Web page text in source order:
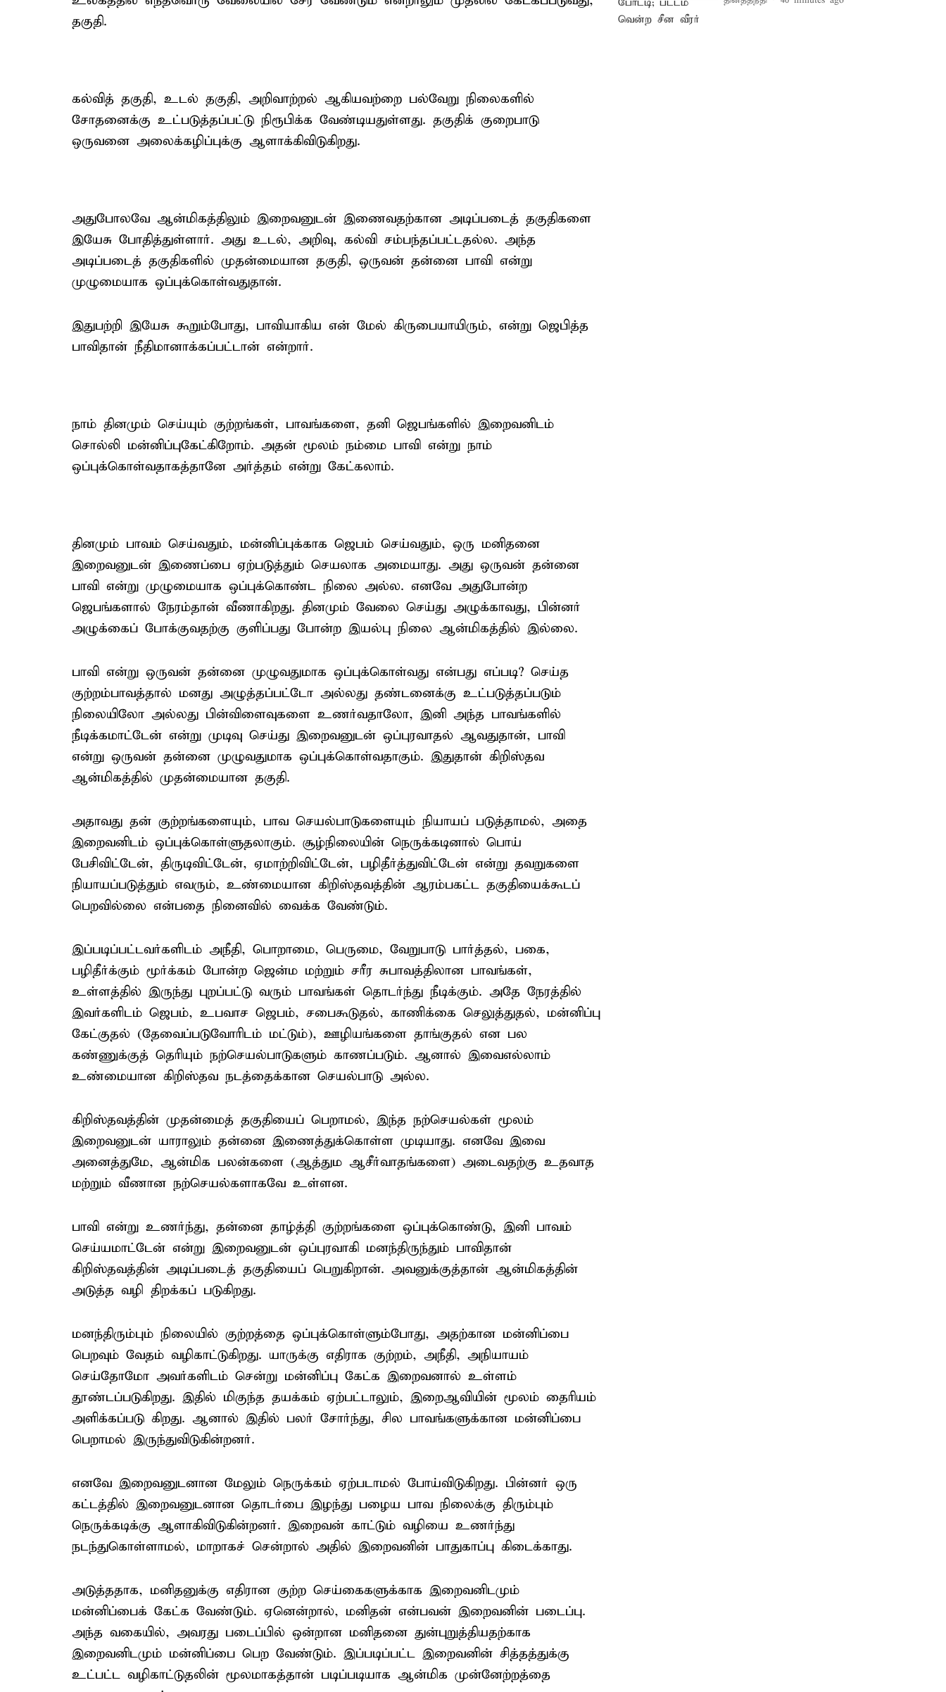
தகுதி.
கல்வித் தகுதி, உடல் தகுதி, அறிவாற்றல் ஆகியவற்றை பல்வேறு நிலைகளில்
சோதனைக்கு உட்படுத்தப்பட்டு நிரூபிக்க வேண்டியதுள்ளது. தகுதிக் குறைபாடு
ஒருவனை அலைக்கழிப்புக்கு ஆளாக்கிவிடுகிறது.
அதுபோலவே ஆன்மிகத்திலும் இறைவனுடன் இணைவதற்கான அடிப்படைத் தகுதிகளை
இயேசு போதித்துள்ளார். அது உடல், அறிவு, கல்வி சம்பந்தப்பட்டதல்ல. அந்த
அடிப்படைத் தகுதிகளில் முதன்மையான தகுதி, ஒருவன் தன்னை பாவி என்று
முழுமையாக ஒப்புக்கொள்வதுதான்.
இதுபற்றி இயேசு கூறும்போது, பாவியாகிய என் மேல் கிருபையாயிரும், என்று ஜெபித்த
பாவிதான் நீதிமானாக்கப்பட்டான் என்றார்.
நாம் தினமும் செய்யும் குற்றங்கள், பாவங்களை, தனி ஜெபங்களில் இறைவனிடம்
சொல்லி மன்னிப்புகேட்கிறோம். அதன் மூலம் நம்மை பாவி என்று நாம்
ஒப்புக்கொள்வதாகத்தானே அர்த்தம் என்று கேட்கலாம்.
தினமும் பாவம் செய்வதும், மன்னிப்புக்காக ஜெபம் செய்வதும், ஒரு மனிதனை
இறைவனுடன் இணைப்பை ஏற்படுத்தும் செயலாக அமையாது. அது ஒருவன் தன்னை
பாவி என்று முழுமையாக ஒப்புக்கொண்ட நிலை அல்ல. எனவே அதுபோன்ற
ஜெபங்களால் நேரம்தான் வீணாகிறது. தினமும் வேலை செய்து அழுக்காவது, பின்னர்
அழுக்கைப் போக்குவதற்கு குளிப்பது போன்ற இயல்பு நிலை ஆன்மிகத்தில் இல்லை.
பாவி என்று ஒருவன் தன்னை முழுவதுமாக ஒப்புக்கொள்வது என்பது எப்படி? செய்த
குற்றம்பாவத்தால் மனது அழுத்தப்பட்டோ அல்லது தண்டனைக்கு உட்படுத்தப்படும்
நிலையிலோ அல்லது பின்விளைவுகளை உணர்வதாலோ, இனி அந்த பாவங்களில்
நீடிக்கமாட்டேன் என்று முடிவு செய்து இறைவனுடன் ஒப்புரவாதல் ஆவதுதான், பாவி
என்று ஒருவன் தன்னை முழுவதுமாக ஒப்புக்கொள்வதாகும். இதுதான் கிறிஸ்தவ
ஆன்மிகத்தில் முதன்மையான தகுதி.
அதாவது தன் குற்றங்களையும், பாவ செயல்பாடுகளையும் நியாயப் படுத்தாமல், அதை
இறைவனிடம் ஒப்புக்கொள்ளுதலாகும். சூழ்நிலையின் நெருக்கடினால் பொய்
பேசிவிட்டேன், திருடிவிட்டேன், ஏமாற்றிவிட்டேன், பழிதீர்த்துவிட்டேன் என்று தவறுகளை
நியாயப்படுத்தும் எவரும், உண்மையான கிறிஸ்தவத்தின் ஆரம்பகட்ட தகுதியைக்கூடப்
பெறவில்லை என்பதை நினைவில் வைக்க வேண்டும்.
இப்படிப்பட்டவர்களிடம் அநீதி, பொறாமை, பெருமை, வேறுபாடு பார்த்தல், பகை,
பழிதீர்க்கும் மூர்க்கம் போன்ற ஜென்ம மற்றும் சரீர சுபாவத்திலான பாவங்கள்,
உள்ளத்தில் இருந்து புறப்பட்டு வரும் பாவங்கள் தொடர்ந்து நீடிக்கும். அதே நேரத்தில்
இவர்களிடம் ஜெபம், உபவாச ஜெபம், சபைகூடுதல், காணிக்கை செலுத்துதல், மன்னிப்பு
கேட்குதல் (தேவைப்படுவோரிடம் மட்டும்), ஊழியங்களை தாங்குதல் என பல
கண்ணுக்குத் தெரியும் நற்செயல்பாடுகளும் காணப்படும். ஆனால் இவைஎல்லாம்
உண்மையான கிறிஸ்தவ நடத்தைக்கான செயல்பாடு அல்ல.
கிறிஸ்தவத்தின் முதன்மைத் தகுதியைப் பெறாமல், இந்த நற்செயல்கள் மூலம்
இறைவனுடன் யாராலும் தன்னை இணைத்துக்கொள்ள முடியாது. எனவே இவை
அனைத்துமே, ஆன்மிக பலன்களை (ஆத்தும ஆசீர்வாதங்களை) அடைவதற்கு உதவாத
மற்றும் வீணான நற்செயல்களாகவே உள்ளன.
பாவி என்று உணர்ந்து, தன்னை தாழ்த்தி குற்றங்களை ஒப்புக்கொண்டு, இனி பாவம்
செய்யமாட்டேன் என்று இறைவனுடன் ஒப்புரவாகி மனந்திருந்தும் பாவிதான்
கிறிஸ்தவத்தின் அடிப்படைத் தகுதியைப் பெறுகிறான். அவனுக்குத்தான் ஆன்மிகத்தின்
அடுத்த வழி திறக்கப் படுகிறது.
மனந்திரும்பும் நிலையில் குற்றத்தை ஒப்புக்கொள்ளும்போது, அதற்கான மன்னிப்பை
பெறவும் வேதம் வழிகாட்டுகிறது. யாருக்கு எதிராக குற்றம், அநீதி, அநியாயம்
செய்தோமோ அவர்களிடம் சென்று மன்னிப்பு கேட்க இறைவனால் உள்ளம்
தூண்டப்படுகிறது. இதில் மிகுந்த தயக்கம் ஏற்பட்டாலும், இறைஆவியின் மூலம் தைரியம்
அளிக்கப்படு கிறது. ஆனால் இதில் பலர் சோர்ந்து, சில பாவங்களுக்கான மன்னிப்பை
பெறாமல் இருந்துவிடுகின்றனர்.
எனவே இறைவனுடனான மேலும் நெருக்கம் ஏற்படாமல் போய்விடுகிறது. பின்னர் ஒரு
கட்டத்தில் இறைவனுடனான தொடர்பை இழந்து பழைய பாவ நிலைக்கு திரும்பும்
நெருக்கடிக்கு ஆளாகிவிடுகின்றனர். இறைவன் காட்டும் வழியை உணர்ந்து
நடந்துகொள்ளாமல், மாறாகச் சென்றால் அதில் இறைவனின் பாதுகாப்பு கிடைக்காது.
அடுத்ததாக, மனிதனுக்கு எதிரான குற்ற செய்கைகளுக்காக இறைவனிடமும்
மன்னிப்பைக் கேட்க வேண்டும். ஏனென்றால், மனிதன் என்பவன் இறைவனின் படைப்பு.
அந்த வகையில், அவரது படைப்பில் ஒன்றான மனிதனை துன்புறுத்தியதற்காக
இறைவனிடமும் மன்னிப்பை பெற வேண்டும். இப்படிப்பட்ட இறைவனின் சித்தத்துக்கு
உட்பட்ட வழிகாட்டுதலின் மூலமாகத்தான் படிப்படியாக ஆன்மிக முன்னேற்றத்தை